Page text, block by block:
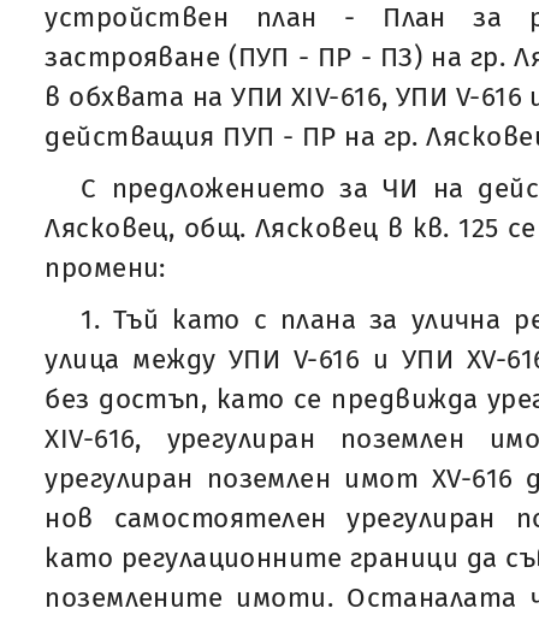
устройствен план - План за
застрояване (ПУП - ПР - ПЗ) на гр.
в обхвата на УПИ XIV-616, УПИ V-616
действащия ПУП - ПР на гр.
С предложението за ЧИ на
Лясковец, общ. Лясковец в кв. 125
промени:
1. Тъй като с плана за улична
улица между УПИ V-616 и УПИ XV-
без достъп, като се предвижда
XIV-616, урегулиран поземлен
урегулиран поземлен имот XV-
нов самостоятелен урегулиран
като регулационните граници да
поземлените имоти. Останалата